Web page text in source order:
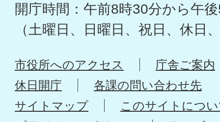
開庁時間：午前8時30分から午
（土曜日、日曜日、祝日、休日
市役所へのアクセス
庁舎ご案内
休日開庁
各課の問い合わせ先
サイトマップ
このサイトにつ